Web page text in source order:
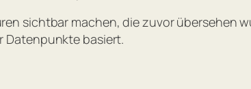
sichtbar machen, die zuvor übersehen
Datenpunkte basiert.